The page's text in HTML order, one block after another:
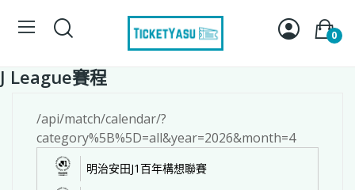
0
J League賽程
/api/match/calendar/?
category%5B%5D=all&year=2026&month=4
明治安田J1百年構想聯賽